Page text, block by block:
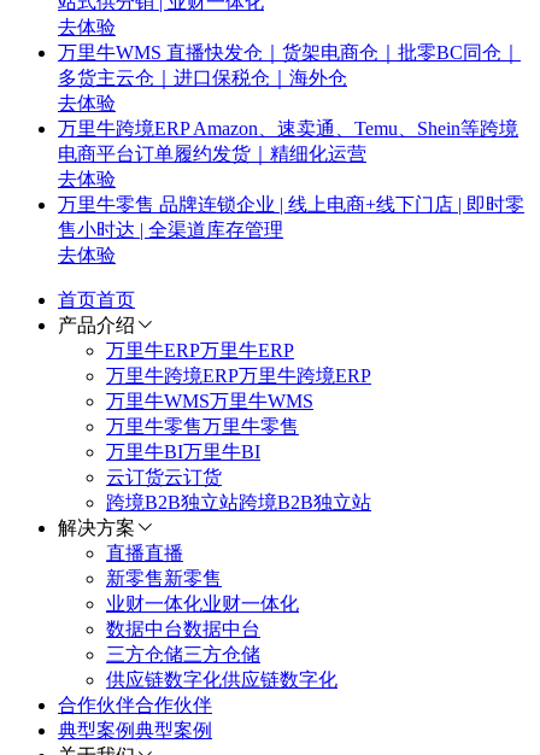
去体验
万里牛WMS 直播快发仓｜货架电商仓｜批零BC同仓｜
多货主云仓｜进口保税仓｜海外仓
去体验
万里牛跨境ERP Amazon、速卖通、Temu、Shein等跨境
电商平台订单履约发货｜精细化运营
去体验
万里牛零售 品牌连锁企业 | 线上电商+线下门店 | 即时零
售小时达 | 全渠道库存管理
去体验
首页首页
产品介绍
万里牛ERP万里牛ERP
万里牛跨境ERP万里牛跨境ERP
万里牛WMS万里牛WMS
万里牛零售万里牛零售
万里牛BI万里牛BI
云订货云订货
跨境B2B独立站跨境B2B独立站
解决方案
直播直播
新零售新零售
业财一体化业财一体化
数据中台数据中台
三方仓储三方仓储
供应链数字化供应链数字化
合作伙伴合作伙伴
典型案例典型案例